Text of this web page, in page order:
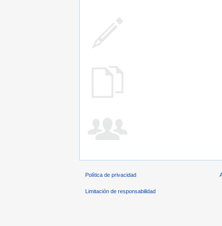
Política de privacidad
Limitación de responsabilidad